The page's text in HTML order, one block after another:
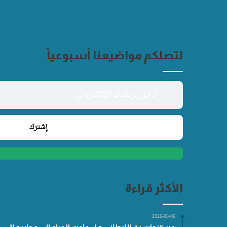
لتصلكم مواضيعنا أسبوعياً
الأكثر قراءة
2026-08-06